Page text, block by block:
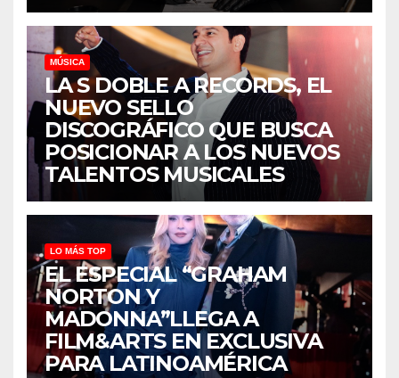
MÚSICA
LA S DOBLE A RECORDS, EL
NUEVO SELLO
DISCOGRÁFICO QUE BUSCA
POSICIONAR A LOS NUEVOS
TALENTOS MUSICALES
LO MÁS TOP
EL ESPECIAL “GRAHAM
NORTON Y
MADONNA”LLEGA A
FILM&ARTS EN EXCLUSIVA
PARA LATINOAMÉRICA